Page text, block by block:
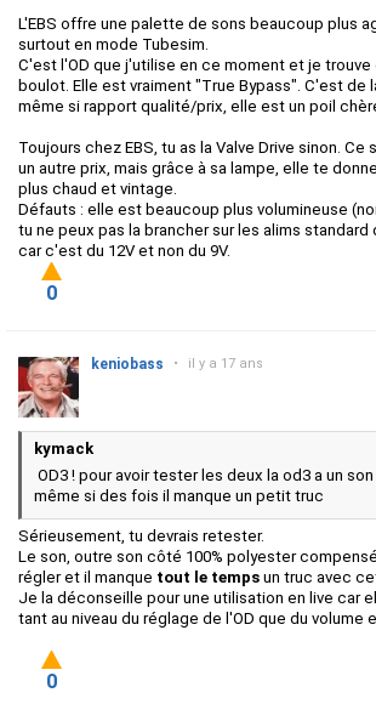
L'EBS offre une palette de sons beaucoup plus
surtout en mode Tubesim.
C'est l'OD que j'utilise en ce moment et je
boulot. Elle est vraiment "True Bypass". C'est de
même si rapport qualité/prix, elle est un poil
Toujours chez EBS, tu as la Valve Drive sinon.
un autre prix, mais grâce à sa lampe, elle te
plus chaud et vintage.
Défauts : elle est beaucoup plus volumineuse
tu ne peux pas la brancher sur les alims standard
car c'est du 12V et non du 9V.
0
keniobass • il y a 17 ans
kymack
OD3 ! pour avoir tester les deux la od3 a un
même si des fois il manque un petit truc
Sérieusement, tu devrais retester.
Le son, outre son côté 100% polyester
régler et il manque tout le temps un truc avec
Je la déconseille pour une utilisation en live car
tant au niveau du réglage de l'OD que du volume
0